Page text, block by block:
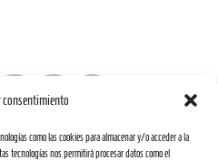
consentimiento
como las cookies para almacenar y/o acceder a la
tecnologías nos permitirá procesar datos como el